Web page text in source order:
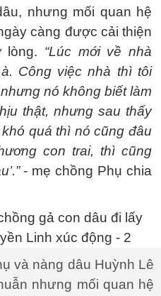
nhưng mối quan hệ
càng được cải thiện
lòng. “Lúc mới về nhà
Công việc nhà thì tôi
nhưng nó không biết làm
thật, nhưng sau thấy
quá thì nó cũng đâu
con trai, thì cũng
- mẹ chồng Phụ chia
và nàng dâu Huỳnh Lê
nhưng mối quan hệ